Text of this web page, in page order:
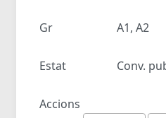
Gr A1, A2
Estat Conv.
Accions